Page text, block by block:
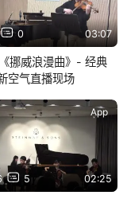
0 03:07
挪威浪漫曲》- 经典
空气直播现场
5 02:25
App